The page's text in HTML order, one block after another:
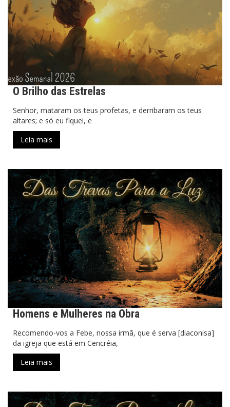
O Brilho das Estrelas
Senhor, mataram os teus profetas, e derribaram os teus
altares; e só eu fiquei, e
Leia mais
Homens e Mulheres na Obra
Recomendo-vos a Febe, nossa irmã, que é serva [diaconisa]
da igreja que está em Cencréia,
Leia mais